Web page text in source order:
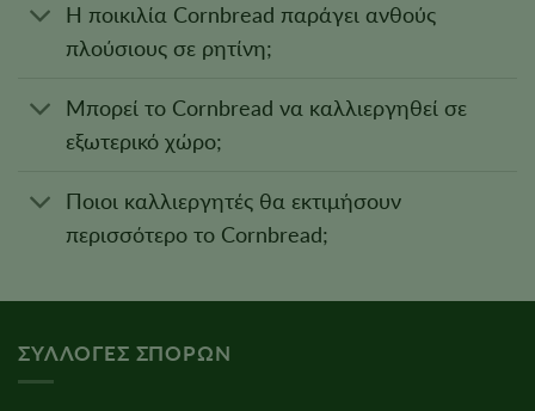
Η ποικιλία Cornbread παράγει ανθούς
πλούσιους σε ρητίνη;
Μπορεί το Cornbread να καλλιεργηθεί σε
εξωτερικό χώρο;
Ποιοι καλλιεργητές θα εκτιμήσουν
περισσότερο το Cornbread;
ΣΥΛΛΟΓΈΣ ΣΠΌΡΩΝ